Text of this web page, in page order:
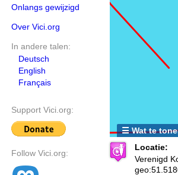
Onlangs gewijzigd
Over Vici.org
In andere talen:
Deutsch
English
Français
Support Vici.org:
Follow Vici.org:
☰ Wat te
Locatie:
Verenigd